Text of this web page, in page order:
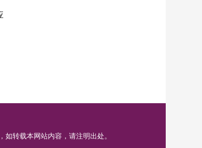
如转载本网站内容，请注明出处。